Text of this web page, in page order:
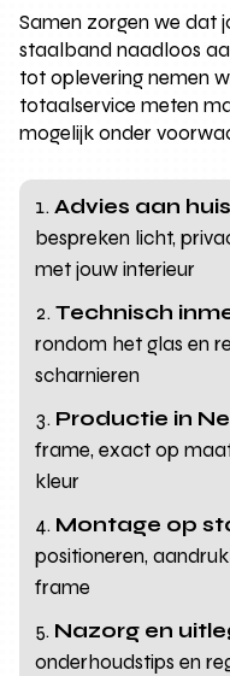
Samen zorgen we dat
staalband naadloos
tot oplevering nemen
totaalservice meten
mogelijk onder
Advies aan
bespreken licht,
met jouw interieur
Technisch
rondom het glas en
scharnieren
Productie in
frame, exact op
kleur
Montage op
positioneren,
frame
Nazorg en
onderhoudstips en